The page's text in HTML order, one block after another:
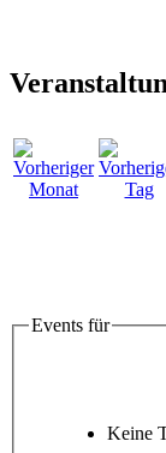
Events für
Keine